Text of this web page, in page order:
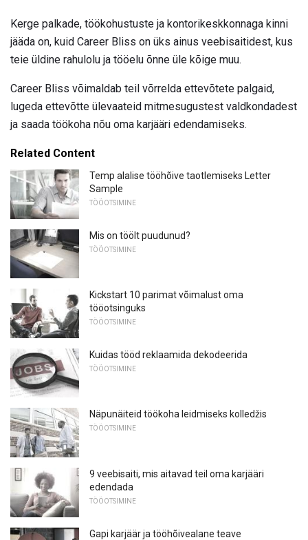
Kerge palkade, töökohustuste ja kontorikeskkonnaga kinni
jääda on, kuid Career Bliss on üks ainus veebisaitidest, kus
teie üldine rahulolu ja tööelu õnne üle kõige muu.
Career Bliss võimaldab teil võrrelda ettevõtete palgaid,
lugeda ettevõtte ülevaateid mitmesugustest valdkondadest
ja saada töökoha nõu oma karjääri edendamiseks.
Related Content
Temp alalise tööhõive taotlemiseks Letter
Sample
TÖÖOTSIMINE
Mis on töölt puudunud?
TÖÖOTSIMINE
Kickstart 10 parimat võimalust oma
tööotsinguks
TÖÖOTSIMINE
Kuidas tööd reklaamida dekodeerida
TÖÖOTSIMINE
Näpunäiteid töökoha leidmiseks kolledžis
TÖÖOTSIMINE
9 veebisaiti, mis aitavad teil oma karjääri
edendada
TÖÖOTSIMINE
Gapi karjäär ja tööhõivealane teave